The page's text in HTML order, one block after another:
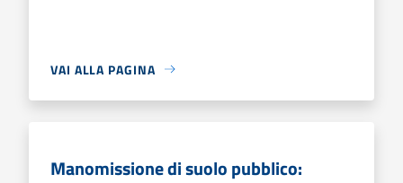
VAI ALLA PAGINA
Manomissione di suolo pubblico: